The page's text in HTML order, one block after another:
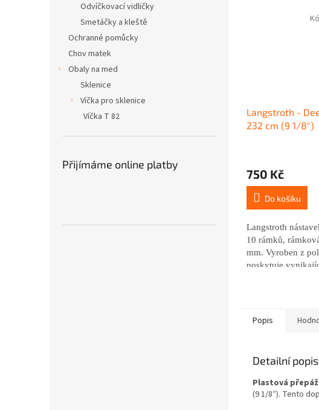
Odvíčkovací vidličky
Smetáčky a kleště
Ochranné pomůcky
Chov matek
Obaly na med
Sklenice
Víčka pro sklenice
Víčka T 82
Přijímáme online platby
Langstroth -
232 cm (9 1/8″)
produktu
je
5,0
z
hvězdiček.
750 Kč
Do košíku
Langstroth
10 rámků,
mm. Vyroben z
poskytuje
Popis
Detailní
Plastová
(9 1/8″). Tento